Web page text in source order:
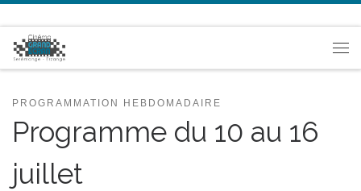
PROGRAMMATION HEBDOMADAIRE
Programme du 10 au 16
juillet